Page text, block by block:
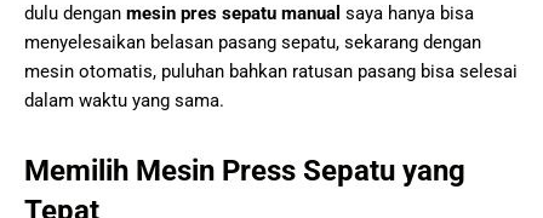
dulu dengan mesin pres sepatu manual saya hanya bisa
menyelesaikan belasan pasang sepatu, sekarang dengan
mesin otomatis, puluhan bahkan ratusan pasang bisa selesai
dalam waktu yang sama.
Memilih Mesin Press Sepatu yang
Tepat